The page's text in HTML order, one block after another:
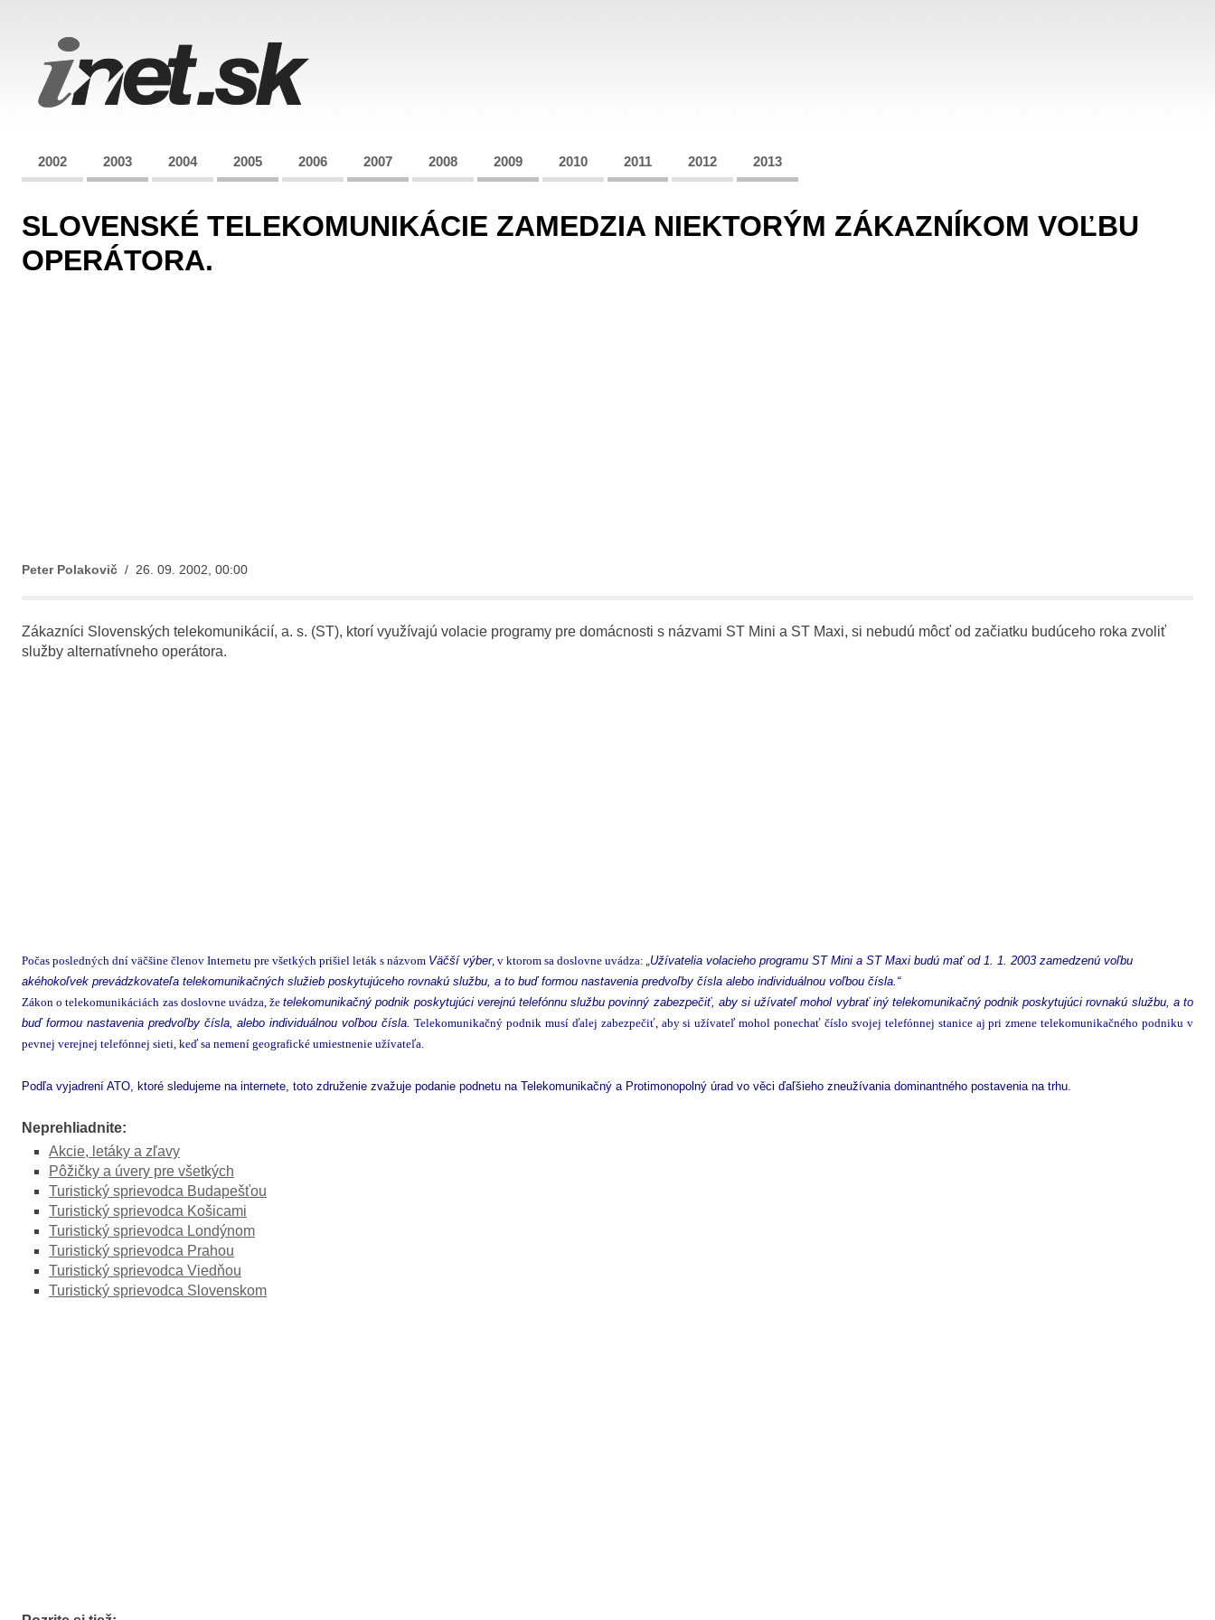
2002 2003 2004 2005 2006 2007 2008 2009 2010 2011 2012 2013
SLOVENSKÉ TELEKOMUNIKÁCIE ZAMEDZIA NIEKTORÝM ZÁKAZNÍKOM VOĽBU
OPERÁTORA.
Peter Polakovič / 26. 09. 2002, 00:00
Zákazníci Slovenských telekomunikácií, a. s. (ST), ktorí využívajú volacie programy pre domácnosti s názvami ST Mini a ST Maxi, si nebudú môcť od začiatku budúceho roka zvoliť
služby alternatívneho operátora.
Počas posledných dní väčšine členov Internetu pre všetkých prišiel leták s názvom Väčší výber, v ktorom sa doslovne uvádza: „Užívatelia volacieho programu ST Mini a ST Maxi budú mať od 1. 1. 2003 zamedzenú voľbu
akéhokoľvek prevádzkovateľa telekomunikačných služieb poskytujúceho rovnakú službu, a to buď formou nastavenia predvoľby čísla alebo individuálnou voľbou čísla.“
Zákon o telekomunikáciách zas doslovne uvádza, žetelekomunikačný podnik poskytujúci verejnú telefónnu službu povinný zabezpečiť, aby si užívateľ mohol vybrať iný telekomunikačný podnik poskytujúci rovnakú službu, a to
buď formou nastavenia predvoľby čísla, alebo individuálnou voľbou čísla. Telekomunikačný podnik musí ďalej zabezpečiť, aby si užívateľ mohol ponechať číslo svojej telefónnej stanice aj pri zmene telekomunikačného podniku v
pevnej verejnej telefónnej sieti, keď sa nemení geografické umiestnenie užívateľa.
Podľa vyjadrení ATO, ktoré sledujeme na internete, toto združenie zvažuje podanie podnetu na Telekomunikačný a Protimonopolný úrad vo věci ďaľšieho zneužívania dominantného postavenia na trhu.
Neprehliadnite:
Akcie, letáky a zľavy
Pôžičky a úvery pre všetkých
Turistický sprievodca Budapešťou
Turistický sprievodca Košicami
Turistický sprievodca Londýnom
Turistický sprievodca Prahou
Turistický sprievodca Viedňou
Turistický sprievodca Slovenskom